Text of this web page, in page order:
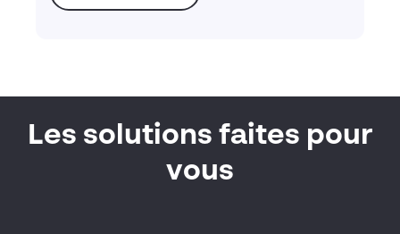
Les solutions faites pour
vous